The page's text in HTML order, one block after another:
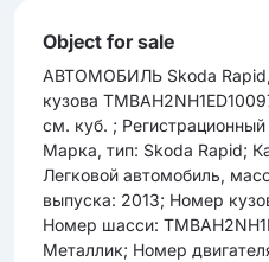
Object for sale
АВТОМОБИЛЬ Skoda
кузова
см. куб. ;
Марка, тип: Skoda Rapid;
Легковой автомобиль,
выпуска: 2013; Номер
Номер шасси:
Металлик; Номер